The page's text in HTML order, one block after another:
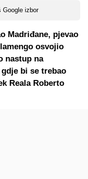
Google izbor
Madriđane, pjevao
osvojio
nastup na
bi se trebao
Reala Roberto